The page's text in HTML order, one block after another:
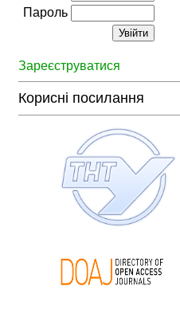
Пароль
Зареєструватися
Корисні посилання